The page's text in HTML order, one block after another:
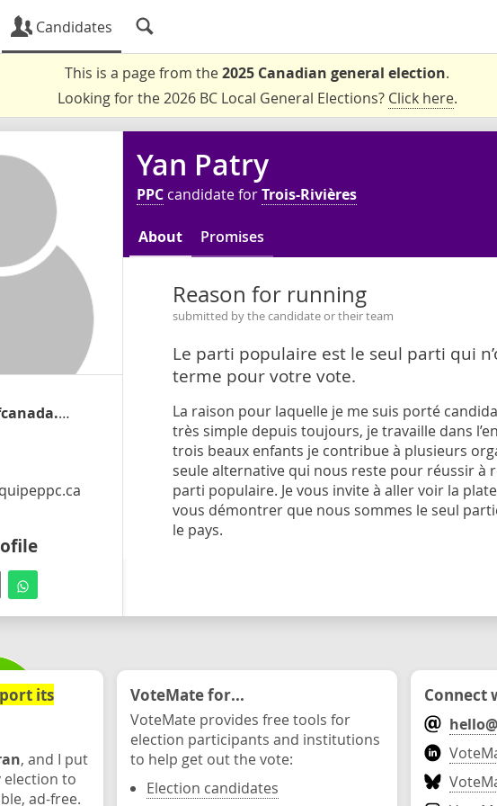
Candidates
This is a page from the2025 Canadian general election.
Looking for the 2026 BC Local General Elections? Click here.
peoplespartyofcanada.ca /candidate/yan-patry
Yan Patry
PPC candidate forTrois-Rivières
About Promises
Reason for running
submitted by the candidate or their team
Le parti populaire est le seul parti qui
terme pour votre vote.
La raison pour laquelle je me suis porté
très simple depuis toujours, je travaille dans
trois beaux enfants je contribue à plusieurs
seule alternative qui nous reste pour réussir à
parti populaire. Je vous invite à aller voir la
vous démontrer que nous sommes le seul
le pays.
its
, and I put
election to
ad-free.
VoteMate for...
VoteMate provides free tools for
election participants and institutions
to help get out the vote:
Election candidates
Connect